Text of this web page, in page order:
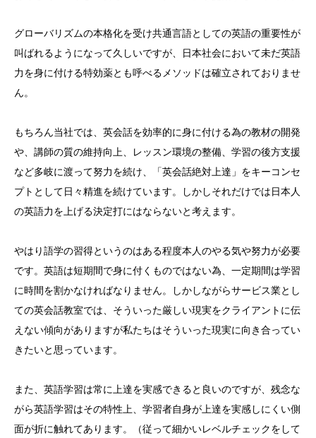
グローバリズムの本格化を受け共通言語としての英語の重要性が
叫ばれるようになって久しいですが、日本社会において未だ英語
力を身に付ける特効薬とも呼べるメソッドは確立されておりませ
ん。
もちろん当社では、英会話を効率的に身に付ける為の教材の開発
や、講師の質の維持向上、レッスン環境の整備、学習の後方支援
など多岐に渡って努力を続け、「英会話絶対上達」をキーコンセ
プトとして日々精進を続けています。しかしそれだけでは日本人
の英語力を上げる決定打にはならないと考えます。
やはり語学の習得というのはある程度本人のやる気や努力が必要
です。英語は短期間で身に付くものではない為、一定期間は学習
に時間を割かなければなりません。しかしながらサービス業とし
ての英会話教室では、そういった厳しい現実をクライアントに伝
えない傾向がありますが私たちはそういった現実に向き合ってい
きたいと思っています。
また、英語学習は常に上達を実感できると良いのですが、残念な
がら英語学習はその特性上、学習者自身が上達を実感しにくい側
面が折に触れてあります。（従って細かいレベルチェックをして